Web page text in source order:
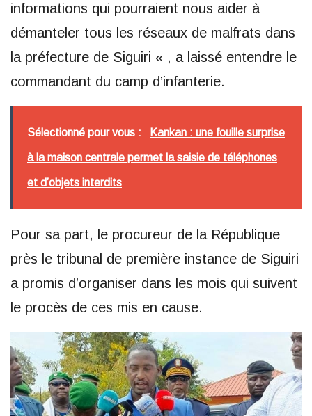
informations qui pourraient nous aider à
démanteler tous les réseaux de malfrats dans
la préfecture de Siguiri « , a laissé entendre le
commandant du camp d’infanterie.
Sélectionné pour vous : Kankan : une fouille surprise
à la maison centrale permet la saisie de téléphones
et d’objets interdits
Pour sa part, le procureur de la République
près le tribunal de première instance de Siguiri
a promis d’organiser dans les mois qui suivent
le procès de ces mis en cause.